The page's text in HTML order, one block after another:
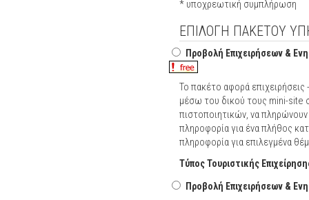
* υποχρεωτική συμπλήρωση
ΕΠΙΛΟΓΗ ΠΑΚΕΤΟΥ
Προβολή Επιχειρήσεων &
Το πακέτο αφορά
μέσω του δικού τους mini-site
πιστοποιητικών, να
πληροφορία για ένα πλήθος
πληροφορία για επιλεγμένα
Τύπος Τουριστικής
Προβολή Επιχειρήσεων &